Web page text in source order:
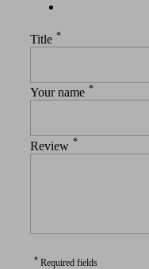
Title *
Your name *
Review *
* Required fields